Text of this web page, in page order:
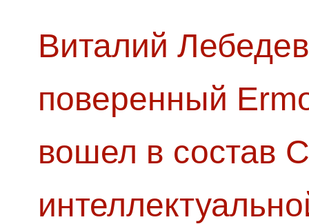
Виталий
поверенный
вошел в состав